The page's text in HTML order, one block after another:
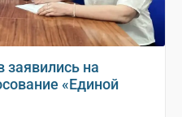
заявились на
«Единой